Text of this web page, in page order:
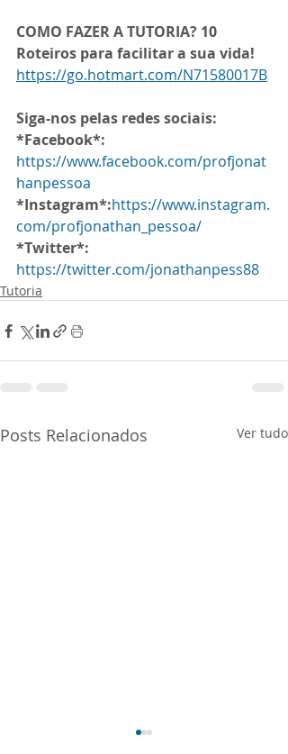
COMO FAZER A TUTORIA? 10
Roteiros para facilitar a sua vida!
https://go.hotmart.com/N71580017B
Siga-nos pelas redes sociais:
*Facebook*:
https://www.facebook.com/profjonat
hanpessoa
*Instagram*:https://www.instagram.
com/profjonathan_pessoa/
*Twitter*:
https://twitter.com/jonathanpess88
Tutoria
Posts Relacionados Ver tudo